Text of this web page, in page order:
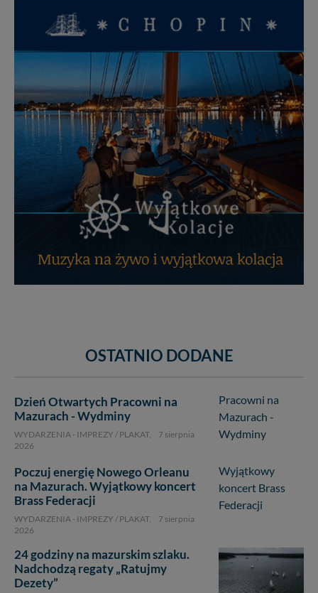
OSTATNIO DODANE
Dzień Otwartych Pracowni na
Mazurach - Wydminy
WYDARZENIA - IMPREZY / PLAKAT,
7 sierpnia
2026
Poczuj energię Nowego Orleanu
na Mazurach. Wyjątkowy koncert
Brass Federacji
WYDARZENIA - IMPREZY / PLAKAT,
7 sierpnia
2026
24 godziny na mazurskim szlaku.
Nadchodzą regaty „Ratujmy
Dezety”